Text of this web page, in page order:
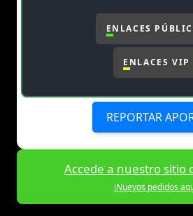
ENLACES
ENLACES VIP
REPORTAR
Accede a nuestro sitio
¡Nuevos pedidos